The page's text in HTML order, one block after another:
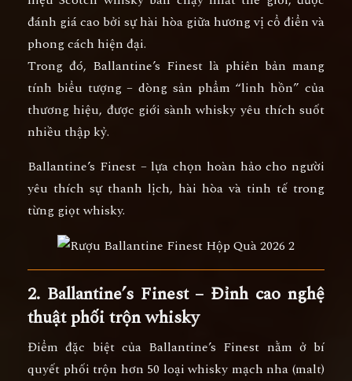
đánh giá cao bởisự hài hòa giữa hương vị cổ điển và
phong cách hiện đại.
Trong đó, Ballantine’s Finest là phiên bản mang
tính biểu tượng – dòng sản phẩm “linh hồn” của
thương hiệu, được giới sành whisky yêu thích suốt
nhiều thập kỷ.
Ballantine’s Finest – lựa chọn hoàn hảo cho người
yêu thích sự thanh lịch, hài hòa và tinh tế trong
từng giọt whisky.
2. Ballantine’s Finest – Đỉnh cao nghệ
thuật phối trộn whisky
Điểm đặc biệt của Ballantine’s Finest nằm ở bí
quyết phối trộn hơn 50 loại whisky mạch nha (malt)